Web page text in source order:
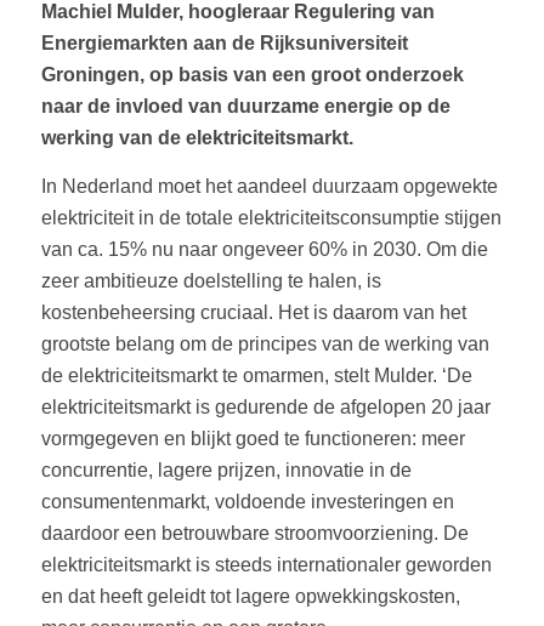
Machiel Mulder, hoogleraar Regulering van
Energiemarkten aan de Rijksuniversiteit
Groningen, op basis van een groot onderzoek
naar de invloed van duurzame energie op de
werking van de elektriciteitsmarkt.
In Nederland moet het aandeel duurzaam opgewekte
elektriciteit in de totale elektriciteitsconsumptie stijgen
van ca. 15% nu naar ongeveer 60% in 2030. Om die
zeer ambitieuze doelstelling te halen, is
kostenbeheersing cruciaal. Het is daarom van het
grootste belang om de principes van de werking van
de elektriciteitsmarkt te omarmen, stelt Mulder. ‘De
elektriciteitsmarkt is gedurende de afgelopen 20 jaar
vormgegeven en blijkt goed te functioneren: meer
concurrentie, lagere prijzen, innovatie in de
consumentenmarkt, voldoende investeringen en
daardoor een betrouwbare stroomvoorziening. De
elektriciteitsmarkt is steeds internationaler geworden
en dat heeft geleidt tot lagere opwekkingskosten,